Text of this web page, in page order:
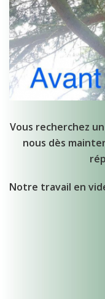
Vous recherchez un
nous dès
Notre travail en